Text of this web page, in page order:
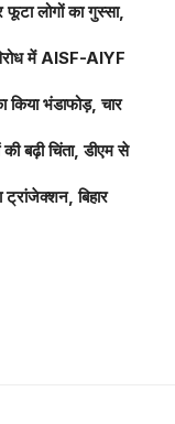
लोगों का गुस्सा,
में AISF-AIYF
किया भंडाफोड़, चार
बढ़ी चिंता, डीएम से
बिहार